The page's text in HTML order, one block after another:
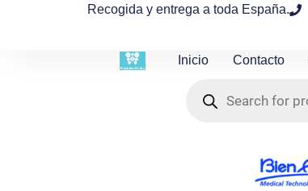
Recogida y entrega a toda España.
Inicio Contacto